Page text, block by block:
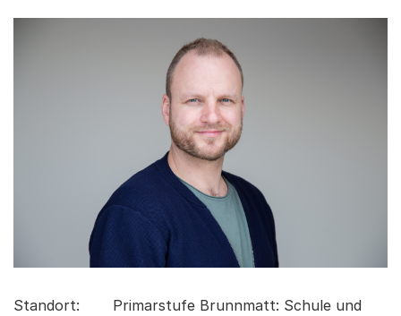
Standort:
Primarstufe Brunnmatt: Schule und